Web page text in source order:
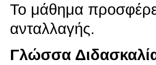
Το μάθημα
ανταλλαγής.
Γλώσσα